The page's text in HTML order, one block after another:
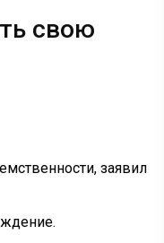
свою
заявил